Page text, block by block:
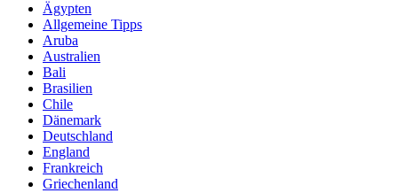
Ägypten
Allgemeine Tipps
Aruba
Australien
Bali
Brasilien
Chile
Dänemark
Deutschland
England
Frankreich
Griechenland